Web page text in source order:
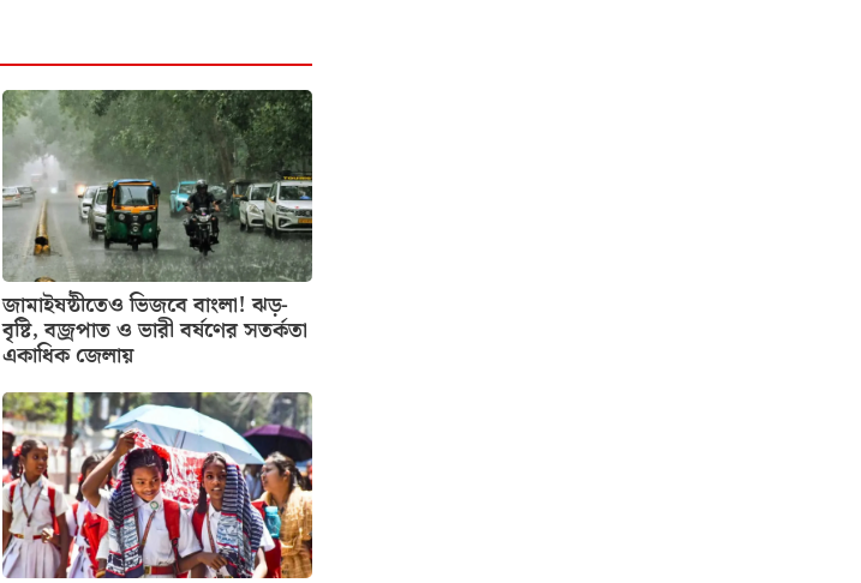
জামাইষষ্ঠীতেও ভিজবে বাংলা! ঝড়-
বৃষ্টি, বজ্রপাত ও ভারী বর্ষণের সতর্কতা
একাধিক জেলায়